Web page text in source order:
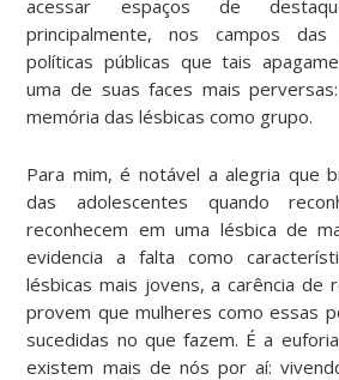
acessar espaços de
principalmente, nos campos
políticas públicas que tais
uma de suas faces mais
memória das lésbicas como grupo.
Para mim, é notável a alegria que
das adolescentes quando
reconhecem em uma lésbica de
evidencia a falta como
lésbicas mais jovens, a carência de
provem que mulheres como essas
sucedidas no que fazem. É a
existem mais de nós por aí: